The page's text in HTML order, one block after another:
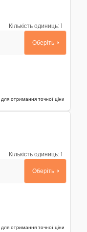
Кількість одиниць: 1
Оберіть
для отримання точної ціни
Кількість одиниць: 1
Оберіть
для отримання точної ціни